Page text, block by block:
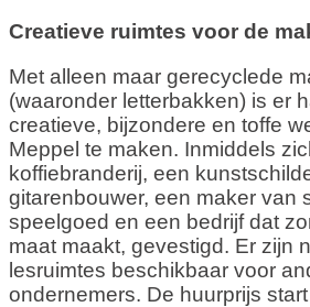
Creatieve ruimtes voor de
Met alleen maar gerecyclede
(waaronder letterbakken) is er
creatieve, bijzondere en toffe
Meppel te maken. Inmiddels
koffiebranderij, een
gitarenbouwer, een maker van
speelgoed en een bedrijf dat
maat maakt, gevestigd. Er zijn
lesruimtes beschikbaar voor
ondernemers. De huurprijs